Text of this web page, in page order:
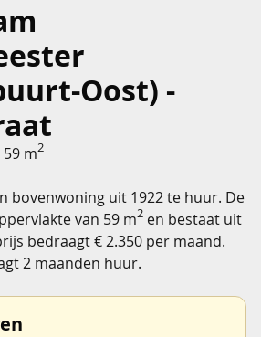
Oost) -
59 m2
bovenwoning uit 1922 te huur. De
van 59 m2 en bestaat uit
bedraagt € 2.350 per maand.
2 maanden huur.